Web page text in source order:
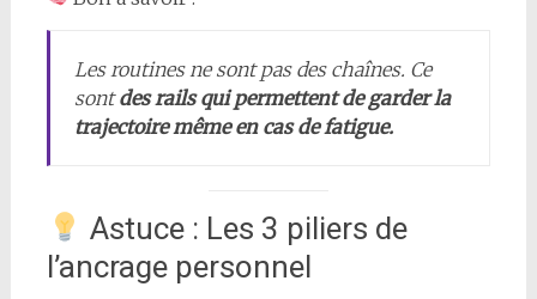
Les routines ne sont pas des chaînes. Ce
sontdes rails qui permettent de garder la
trajectoire même en cas de fatigue.
Astuce : Les 3 piliers de
l’ancrage personnel